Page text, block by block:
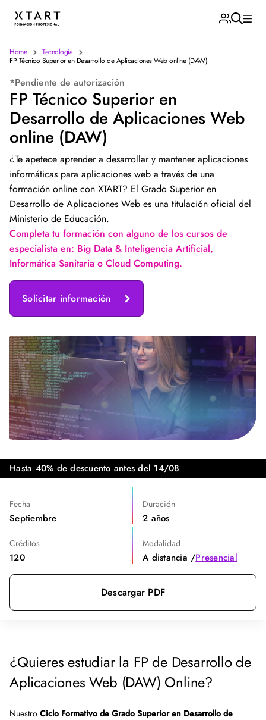
Home
Tecnología
FP Técnico Superior en Desarrollo de Aplicaciones Web online (DAW)
*Pendiente de autorización
FP Técnico Superior en
Desarrollo de Aplicaciones Web
online (DAW)
¿Te apetece aprender a desarrollar y mantener aplicaciones
informáticas para aplicaciones web a través de una
formación online con XTART? El Grado Superior en
Desarrollo de Aplicaciones Web es una titulación oficial del
Ministerio de Educación.
Completa tu formación con alguno de los cursos de
especialista en: Big Data & Inteligencia Artificial,
Informática Sanitaria o Cloud Computing.
Solicitar información
Hasta 40% de descuento antes del 14/08
Fecha
Septiembre
Duración
2 años
Créditos
120
Modalidad
A distancia /Presencial
Descargar PDF
¿Quieres estudiar la FP de Desarrollo de
Aplicaciones Web (DAW) Online?
Nuestro Ciclo Formativo de Grado Superior en Desarrollo de